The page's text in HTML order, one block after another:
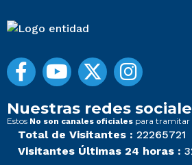
Nuestras redes
Estos No son canales oficiales para tramitar
Total de Visitantes : 22265721
Visitantes Últimas 24 horas :